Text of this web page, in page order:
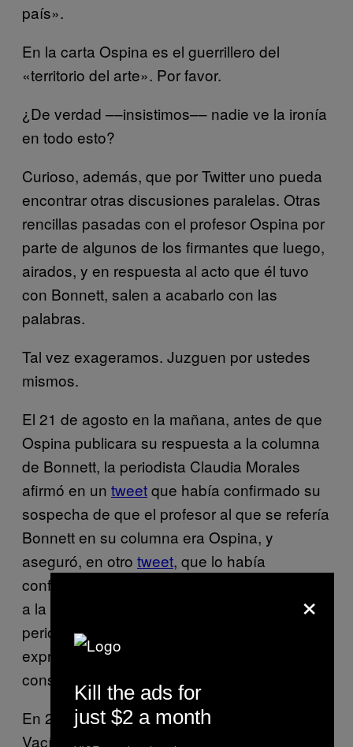
país».
En la carta Ospina es el guerrillero del
«territorio del arte». Por favor.
¿De verdad ––insistimos–– nadie ve la ironía
en todo esto?
Curioso, además, que por Twitter uno pueda
encontrar otras discusiones paralelas. Otras
rencillas pasadas con el profesor Ospina por
parte de algunos de los firmantes que luego,
airados, y en respuesta al acto que él tuvo
con Bonnett, salen a acabarlo con las
palabras.
Tal vez exageramos. Juzguen por ustedes
mismos.
El 21 de agosto en la mañana, antes de que
Ospina publicara su respuesta a la columna
de Bonnett, la periodista Claudia Morales
afirmó en un tweetque había confirmado su
sospecha de que el profesor al que se refería
Bonnett en su columna era Ospina, y
aseguró, en otro tweet, que lo había
confirmado después de hacerle una llamada
a la escritora. Tres horas después, la
periodista
expresado repudio por Piedad porque la
considera ‘parte del establecimiento’».
En 2009, Ospinapublicó un texto
Vacía en el que comentaba la discusión que
×
Kill the ads for
just $2 a month